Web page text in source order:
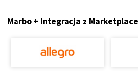
Marbo + Integracja z Marketplace